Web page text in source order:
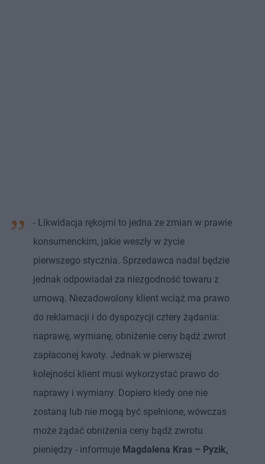
- Likwidacja rękojmi to jedna ze zmian w prawie
konsumenckim, jakie weszły w życie
pierwszego stycznia. Sprzedawca nadal będzie
jednak odpowiadał za niezgodność towaru z
umową. Niezadowolony klient wciąż ma prawo
do reklamacji i do dyspozycji cztery żądania:
naprawę, wymianę, obniżenie ceny bądź zwrot
zapłaconej kwoty. Jednak w pierwszej
kolejności klient musi wykorzystać prawo do
naprawy i wymiany. Dopiero kiedy one nie
zostaną lub nie mogą być spełnione, wówczas
może żądać obniżenia ceny bądź zwrotu
pieniędzy - informuje Magdalena Kras – Pyzik,